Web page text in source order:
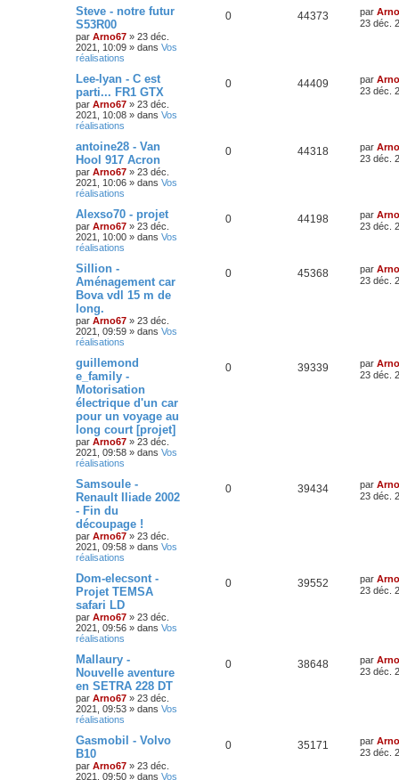
Steve - notre futur
S53R00
par Arno67 » 23 déc.
2021, 10:09 » dans Vos
réalisations
0 44373 par
23 déc.
Lee-lyan - C est
parti... FR1 GTX
par Arno67 » 23 déc.
2021, 10:08 » dans Vos
réalisations
0 44409 par
23 déc.
antoine28 - Van
Hool 917 Acron
par Arno67 » 23 déc.
2021, 10:06 » dans Vos
réalisations
0 44318 par
23 déc.
Alexso70 - projet
par Arno67 » 23 déc.
2021, 10:00 » dans Vos
réalisations
0 44198 par
23 déc.
Sillion -
Aménagement car
Bova vdl 15 m de
long.
par Arno67 » 23 déc.
2021, 09:59 » dans Vos
réalisations
0 45368 par
23 déc.
guillemond​
e_family -
Motorisation
électrique d'un car
pour un voyage au
long court [projet]
par Arno67 » 23 déc.
2021, 09:58 » dans Vos
réalisations
0 39339 par
23 déc.
Samsoule -
Renault Iliade 2002
- Fin du
découpage !
par Arno67 » 23 déc.
2021, 09:58 » dans Vos
réalisations
0 39434 par
23 déc.
Dom-elecso​nt -
Projet TEMSA
safari LD
par Arno67 » 23 déc.
2021, 09:56 » dans Vos
réalisations
0 39552 par
23 déc.
Mallaury -
Nouvelle aventure
en SETRA 228 DT
par Arno67 » 23 déc.
2021, 09:53 » dans Vos
réalisations
0 38648 par
23 déc.
Gasmobil - Volvo
B10
par Arno67 » 23 déc.
2021, 09:50 » dans Vos
0 35171 par
23 déc.